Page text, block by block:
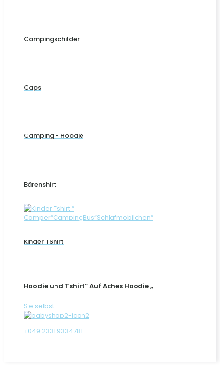
Campingschilder
Caps
Camping - Hoodie
Bärenshirt
Kinder TShirt
Hoodie und Tshirt“ Auf Aches Hoodie „
Sie selbst
+049 2331 9334781